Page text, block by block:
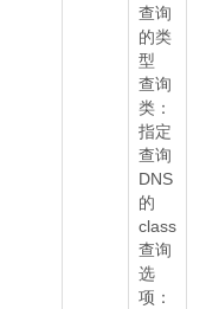
查询
的类
型
查询
类：
指定
查询
DNS
的
class
查询
选
项：